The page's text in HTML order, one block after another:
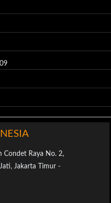
Condet Raya No. 2,
Jakarta Timur -